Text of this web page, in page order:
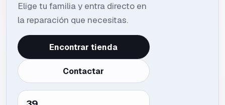
Elige tu familia y entra directo en
la reparación que necesitas.
Encontrar tienda
Contactar